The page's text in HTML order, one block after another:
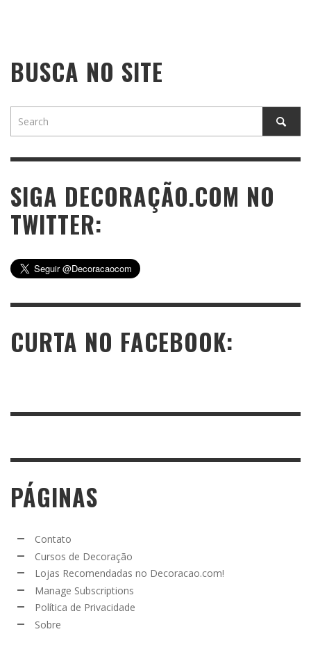
BUSCA NO SITE
SIGA DECORAÇÃO.COM NO
TWITTER:
CURTA NO FACEBOOK:
PÁGINAS
Contato
Cursos de Decoração
Lojas Recomendadas no Decoracao.com!
Manage Subscriptions
Política de Privacidade
Sobre